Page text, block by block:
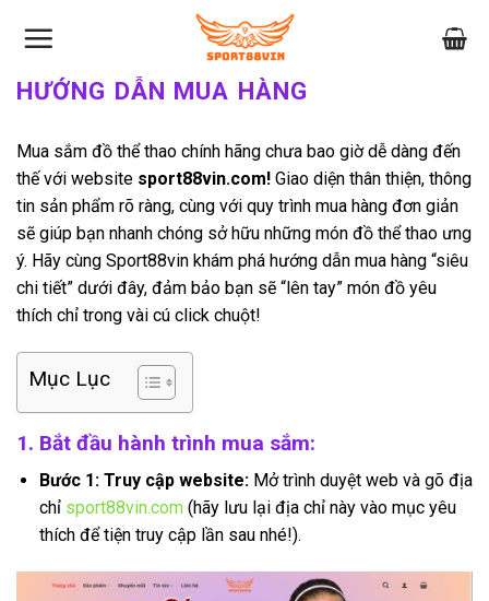
HƯỚNG DẪN MUA HÀNG
Mua sắm đồ thể thao chính hãng chưa bao giờ dễ dàng đến
thế với website sport88vin.com! Giao diện thân thiện, thông
tin sản phẩm rõ ràng, cùng với quy trình mua hàng đơn giản
sẽ giúp bạn nhanh chóng sở hữu những món đồ thể thao ưng
ý. Hãy cùng Sport88vin khám phá hướng dẫn mua hàng “siêu
chi tiết” dưới đây, đảm bảo bạn sẽ “lên tay” món đồ yêu
thích chỉ trong vài cú click chuột!
Mục Lục
1. Bắt đầu hành trình mua sắm:
Bước 1: Truy cập website:Mở trình duyệt web và gõ địa
chỉ sport88vin.com(hãy lưu lại địa chỉ này vào mục yêu
thích để tiện truy cập lần sau nhé!).